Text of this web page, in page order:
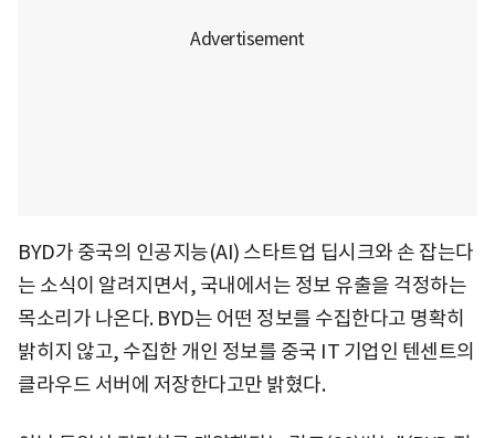
BYD가 중국의 인공지능(AI) 스타트업 딥시크와 손 잡는다
는 소식이 알려지면서, 국내에서는 정보 유출을 걱정하는
목소리가 나온다. BYD는 어떤 정보를 수집한다고 명확히
밝히지 않고, 수집한 개인 정보를 중국 IT 기업인 텐센트의
클라우드 서버에 저장한다고만 밝혔다.